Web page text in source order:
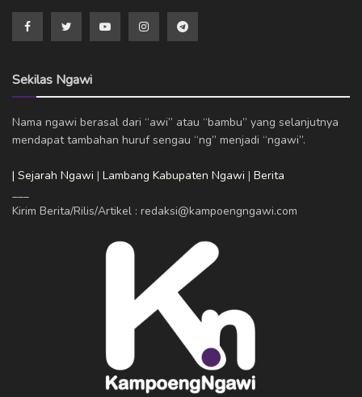
Sekilas Ngawi
Nama ngawi berasal dari “awi” atau “bambu” yang selanjutnya
mendapat tambahan huruf sengau “ng” menjadi “ngawi”.
| Sejarah Ngawi | Lambang Kabupaten Ngawi | Berita
Kirim Berita/Rilis/Artikel : redaksi@kampoengngawi.com